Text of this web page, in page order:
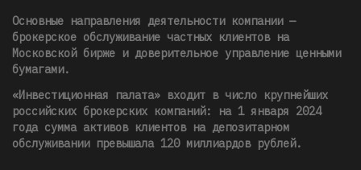
Основные направления деятельности компании —
брокерское обслуживание частных клиентов на
Московской бирже и доверительное управление ценными
бумагами.
«Инвестиционная палата» входит в число крупнейших
российских брокерских компаний: на 1 января 2024
года сумма активов клиентов на депозитарном
обслуживании превышала 120 миллиардов рублей.